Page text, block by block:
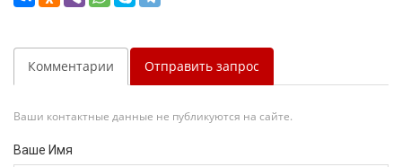
Комментарии Отправить запрос
Ваши контактные данные не публикуются на сайте.
Ваше Имя